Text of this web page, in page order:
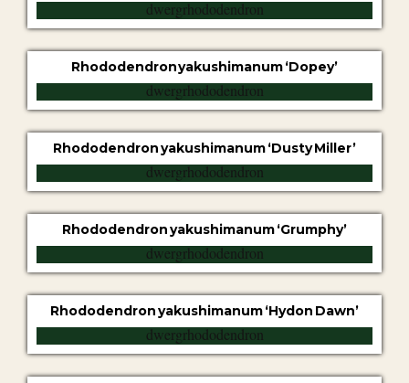
Rhododendron yakushimanum ‘Dopey’
Rhododendron yakushimanum ‘Dusty Miller’
Rhododendron yakushimanum ‘Grumphy’
Rhododendron yakushimanum ‘Hydon Dawn’